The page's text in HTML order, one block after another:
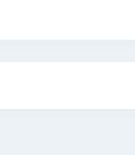
pozitif